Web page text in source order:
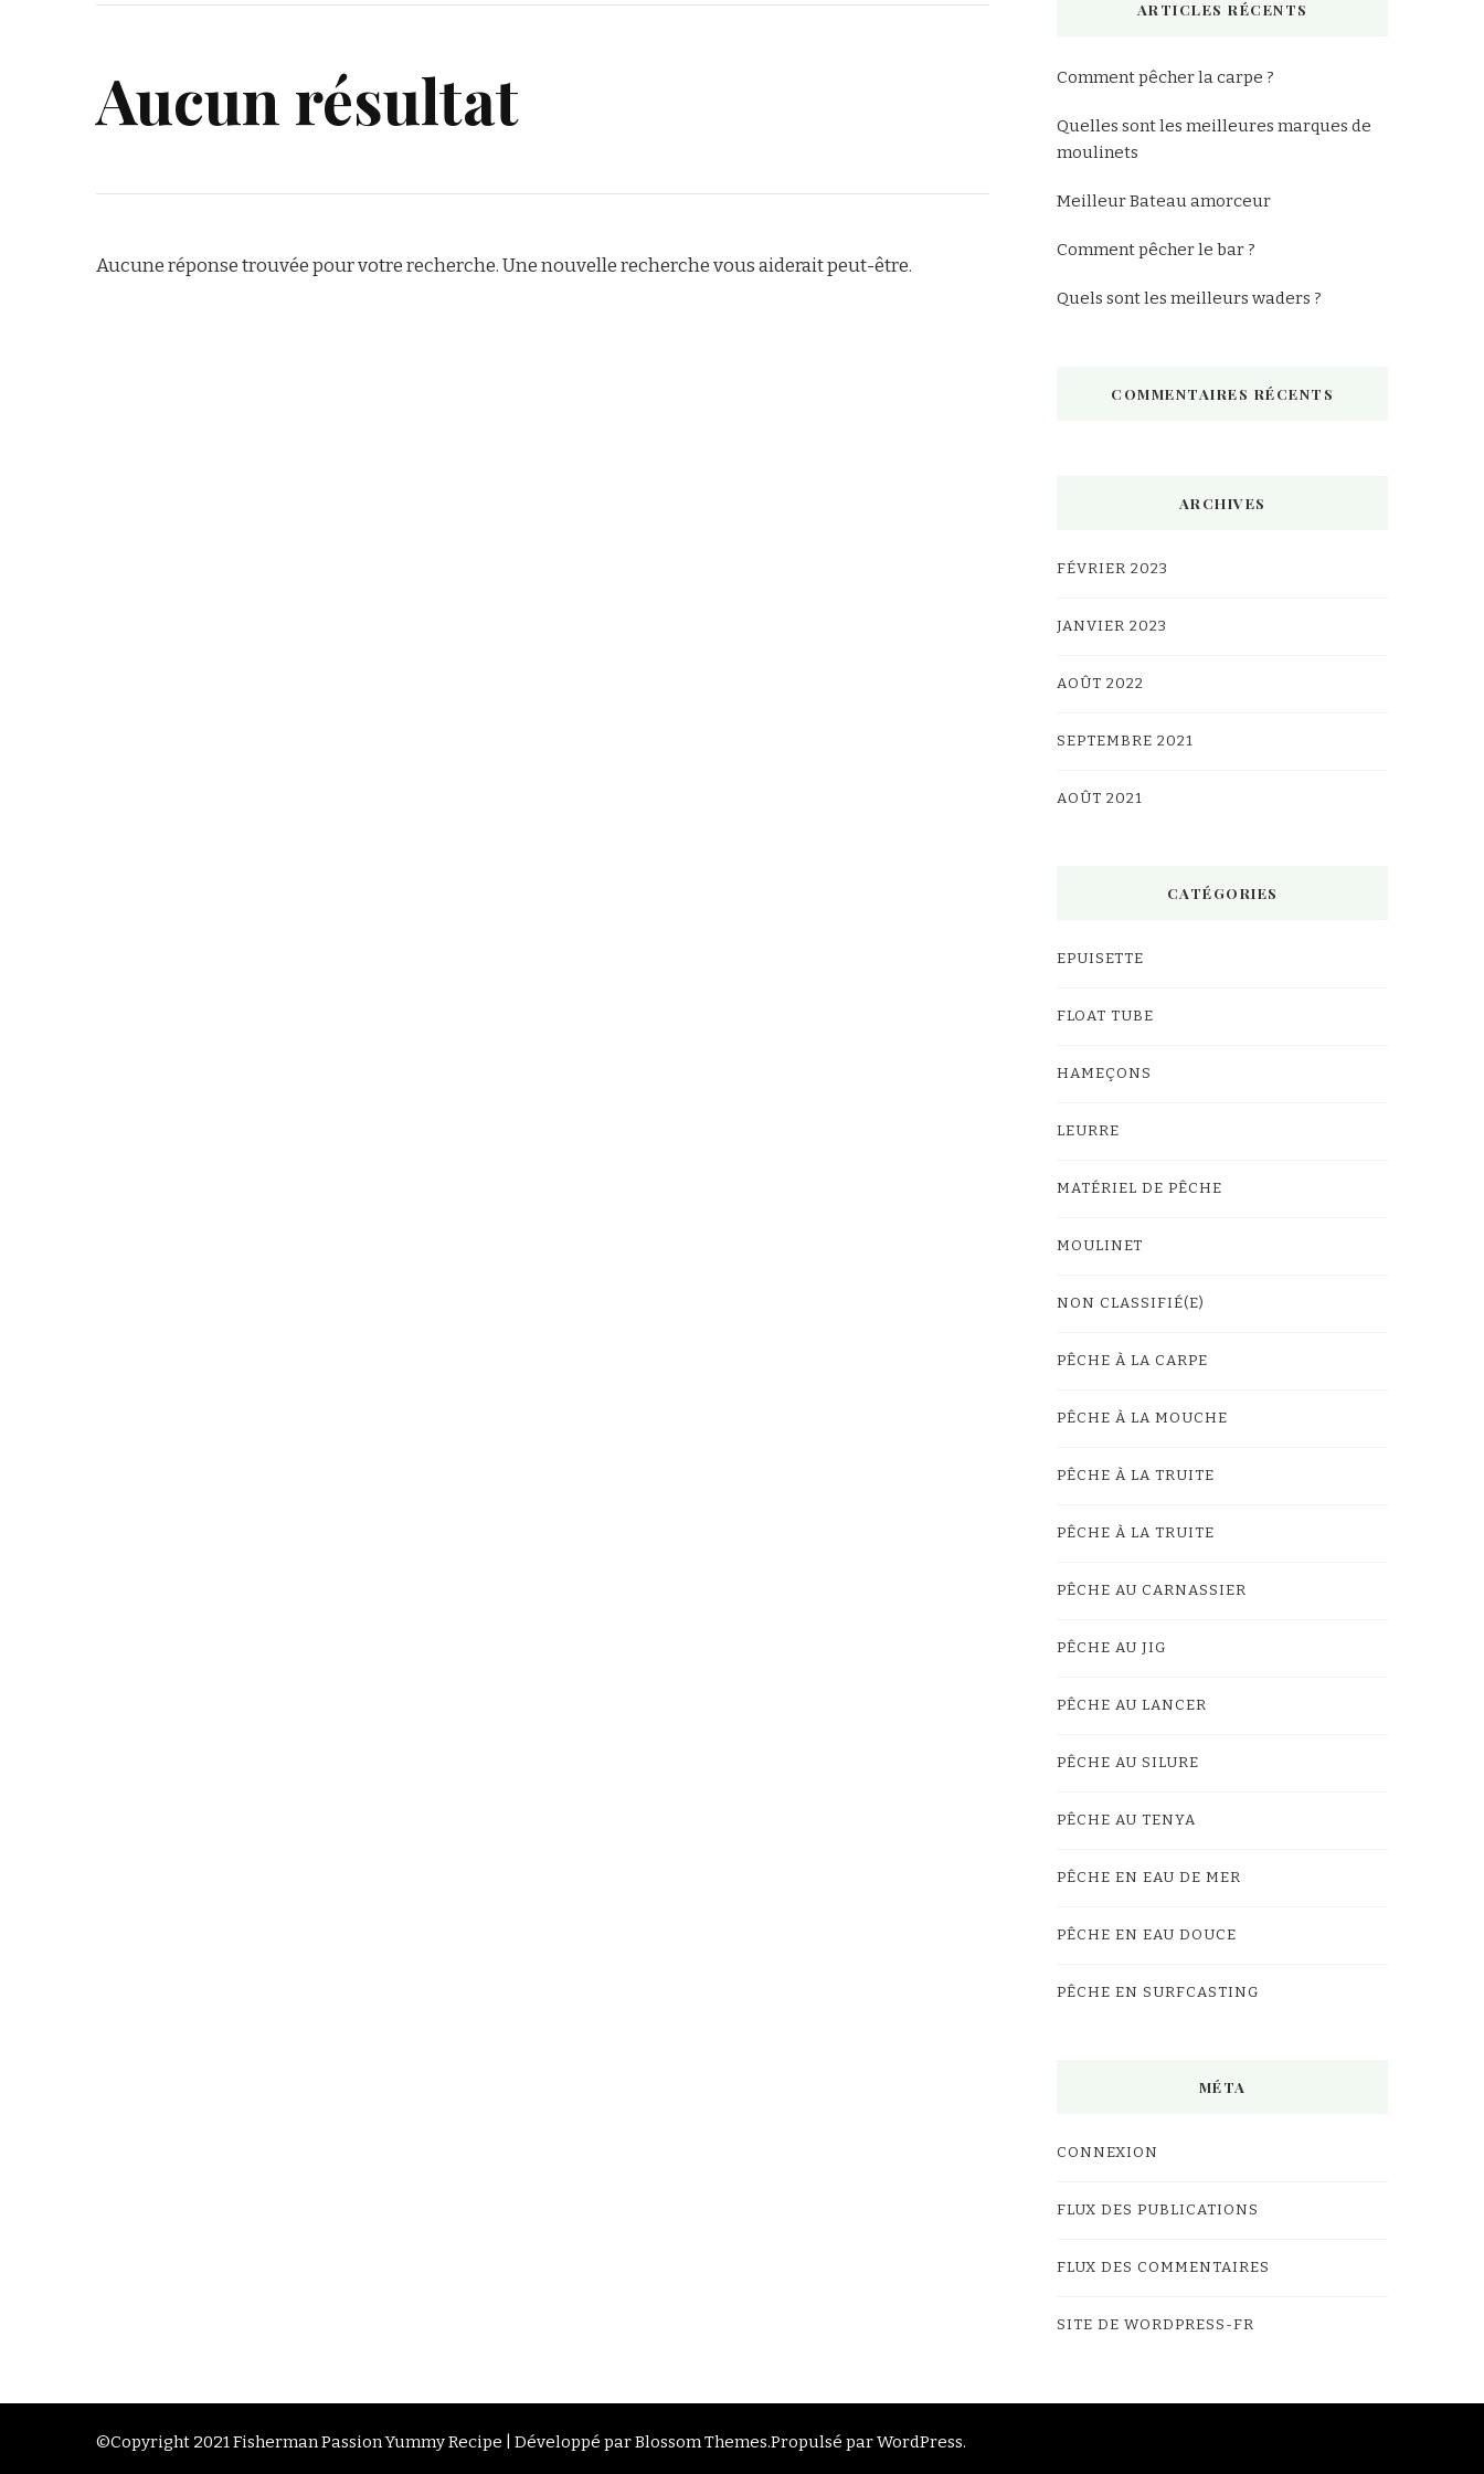
Aucun résultat
Aucune réponse trouvée pour votre recherche. Une nouvelle recherche vous aiderait peut-être.
ARTICLES RÉCENTS
Comment pêcher la carpe ?
Quelles sont les meilleures marques de
moulinets
Meilleur Bateau amorceur
Comment pêcher le bar ?
Quels sont les meilleurs waders ?
COMMENTAIRES RÉCENTS
ARCHIVES
FÉVRIER 2023
JANVIER 2023
AOÛT 2022
SEPTEMBRE 2021
AOÛT 2021
CATÉGORIES
EPUISETTE
FLOAT TUBE
HAMEÇONS
LEURRE
MATÉRIEL DE PÊCHE
MOULINET
NON CLASSIFIÉ(E)
PÊCHE À LA CARPE
PÊCHE À LA MOUCHE
PÊCHE À LA TRUITE
PÊCHE À LA TRUITE
PÊCHE AU CARNASSIER
PÊCHE AU JIG
PÊCHE AU LANCER
PÊCHE AU SILURE
PÊCHE AU TENYA
PÊCHE EN EAU DE MER
PÊCHE EN EAU DOUCE
PÊCHE EN SURFCASTING
MÉTA
CONNEXION
FLUX DES PUBLICATIONS
FLUX DES COMMENTAIRES
SITE DE WORDPRESS-FR
©Copyright 2021 Fisherman PassionYummy Recipe | Développé parBlossom Themes.Propulsé parWordPress.